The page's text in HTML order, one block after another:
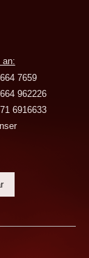
an:
7659
962226
6916633